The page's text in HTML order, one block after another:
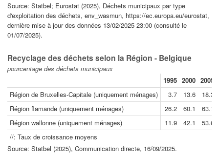
Source: Statbel; Eurostat (2025), Déchets municipaux par type
d'exploitation des déchets, env_wasmun, https://ec.europa.eu/eurostat,
dernière mise à jour des données 13/02/2025 23:00 (consulté le
01/07/2025).
Recyclage des déchets selon la Région - Belgique
pourcentage des déchets municipaux
1995 2000 2005
Région de Bruxelles-Capitale (uniquement ménages)
3.7 13.6
18.3
Région flamande (uniquement ménages)
26.2 60.1
63.7
Région wallonne (uniquement ménages)
11.9 42.1
53.6
//: Taux de croissance moyens
Source: Statbel (2025), Communication directe, 16/09/2025.